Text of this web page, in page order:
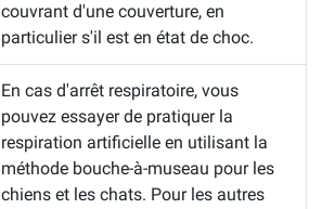
couvrant d'une couverture, en
particulier s'il est en état de choc.
En cas d'arrêt respiratoire, vous
pouvez essayer de pratiquer la
respiration artificielle en utilisant la
méthode bouche-à-museau pour les
chiens et les chats. Pour les autres